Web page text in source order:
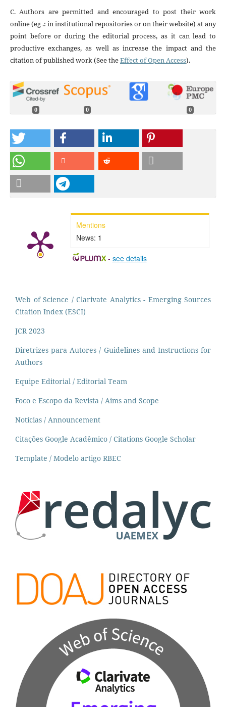
C. Authors are permitted and encouraged to post their work
online (eg .: in institutional repositories or on their website) at any
point before or during the editorial process, as it can lead to
productive exchanges, as well as increase the impact and the
citation of published work (See theEffect of Open Access).
0 0 0
Mentions
News: 1
- see details
Web of Science / Clarivate Analytics - Emerging Sources
Citation Index (ESCI)
JCR 2023
Diretrizes para Autores / Guidelines and Instructions for
Authors
Equipe Editorial / Editorial Team
Foco e Escopo da Revista / Aims and Scope
Notícias / Announcement
Citações Google Acadêmico / Citations Google Scholar
Template / Modelo artigo RBEC